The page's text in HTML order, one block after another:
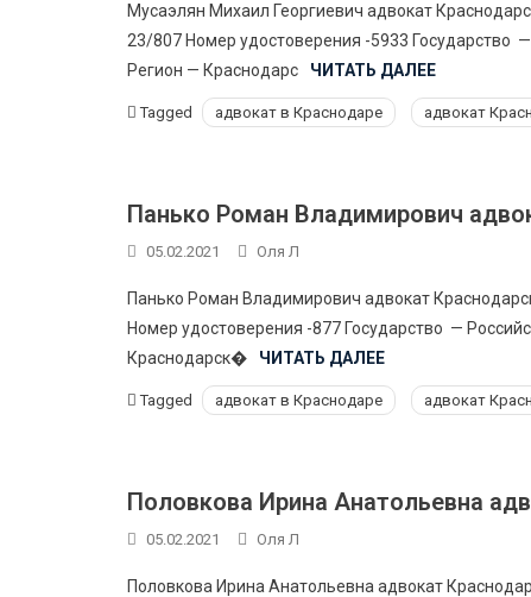
Мусаэлян Михаил Георгиевич адвокат
23/807 Номер удостоверения -5933
Регион — Краснодарс
ЧИТАТЬ ДАЛЕЕ
Tagged адвокат в Краснодаре адвокат
Панько Роман Владимирович
05.02.2021 Оля Л
Панько Роман Владимирович адвокат
Номер удостоверения -877 Государство —
Краснодарск�
ЧИТАТЬ ДАЛЕЕ
Tagged адвокат в Краснодаре адвокат
Половкова Ирина Анатольевна
05.02.2021 Оля Л
Половкова Ирина Анатольевна адвокат